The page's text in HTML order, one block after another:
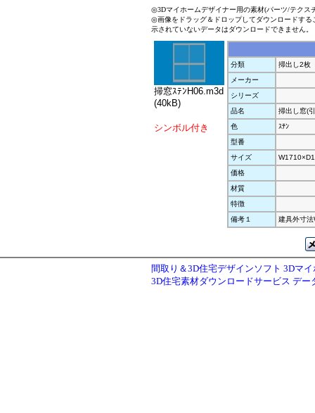
◎3Dマイホームデザイナー用の素材(パーツ/テクス
◎画像をドラッグ＆ドロップしてダウンロードす
示されていないデータはダウンロードできません。
掃窓ｽﾃﾝH06.m3d
(40kB)
シンボル付き
分類
掃出し2枚
メーカー
シリーズ
品名
掃出し窓(
色
ｽﾃﾝ
型番
サイズ
価格
材質
特徴
備考１
建具外寸
間取り＆3D住宅デザインソフト 3Dマ
3D住宅素材ダウンロードサービス デー